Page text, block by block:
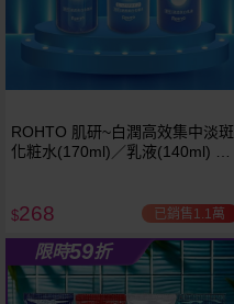
越多越
便宜
ROHTO 肌研~白潤高效集中淡斑
化粧水(170ml)／乳液(140ml) 款
$268 已銷售1.1萬
限時59折